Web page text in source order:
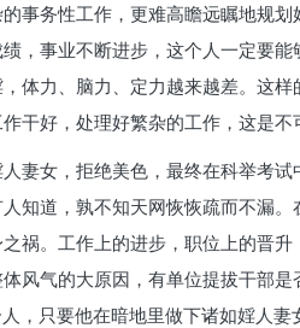
事务性工作，更难高瞻远瞩地规
，事业不断进步，这个人一定要
体力、脑力、定力越来越差。这
干好，处理好繁杂的工作，这是不
妻女，拒绝美色，最终在科举考
知道，孰不知天网恢恢疏而不漏
。工作上的进步，职位上的晋升
风气的大原因，有单位提拔干部
，只要他在暗地里做下诸如婬人